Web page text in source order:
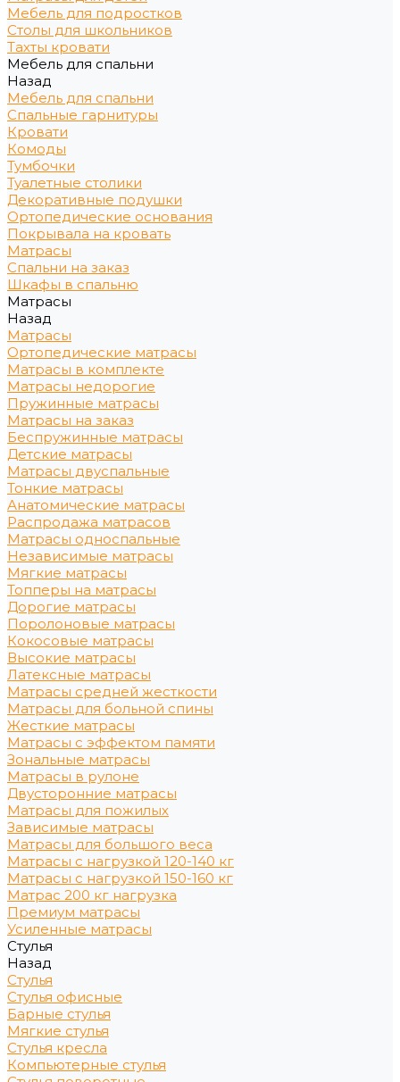
Мебель для подростков
Столы для школьников
Тахты кровати
Мебель для спальни
Назад
Мебель для спальни
Спальные гарнитуры
Кровати
Комоды
Тумбочки
Туалетные столики
Декоративные подушки
Ортопедические основания
Покрывала на кровать
Матрасы
Спальни на заказ
Шкафы в спальню
Матрасы
Назад
Матрасы
Ортопедические матрасы
Матрасы в комплекте
Матрасы недорогие
Пружинные матрасы
Матрасы на заказ
Беспружинные матрасы
Детские матрасы
Матрасы двуспальные
Тонкие матрасы
Анатомические матрасы
Распродажа матрасов
Матрасы односпальные
Независимые матрасы
Мягкие матрасы
Топперы на матрасы
Дорогие матрасы
Поролоновые матрасы
Кокосовые матрасы
Высокие матрасы
Латексные матрасы
Матрасы средней жесткости
Матрасы для больной спины
Жесткие матрасы
Матрасы с эффектом памяти
Зональные матрасы
Матрасы в рулоне
Двусторонние матрасы
Матрасы для пожилых
Зависимые матрасы
Матрасы для большого веса
Матрасы с нагрузкой 120-140 кг
Матрасы с нагрузкой 150-160 кг
Матрас 200 кг нагрузка
Премиум матрасы
Усиленные матрасы
Стулья
Назад
Стулья
Стулья офисные
Барные стулья
Мягкие стулья
Стулья кресла
Компьютерные стулья